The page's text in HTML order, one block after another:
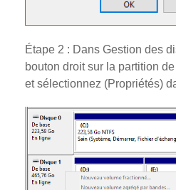
Étape 2 : Dans Gestion des
bouton droit sur la partition
et sélectionnez (Propriétés)